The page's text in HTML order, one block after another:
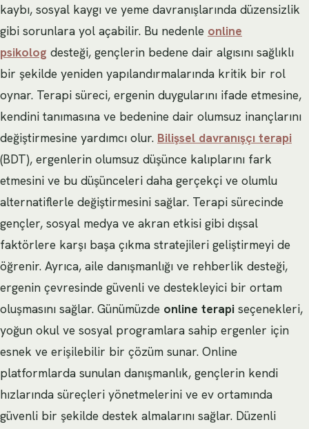
kaybı, sosyal kaygı ve yeme davranışlarında düzensizlik
gibi sorunlara yol açabilir. Bu nedenle online
psikolog desteği, gençlerin bedene dair algısını sağlıklı
bir şekilde yeniden yapılandırmalarında kritik bir rol
oynar. Terapi süreci, ergenin duygularını ifade etmesine,
kendini tanımasına ve bedenine dair olumsuz inançlarını
değiştirmesine yardımcı olur. Bilişsel davranışçı terapi
(BDT), ergenlerin olumsuz düşünce kalıplarını fark
etmesini ve bu düşünceleri daha gerçekçi ve olumlu
alternatiflerle değiştirmesini sağlar. Terapi sürecinde
gençler, sosyal medya ve akran etkisi gibi dışsal
faktörlere karşı başa çıkma stratejileri geliştirmeyi de
öğrenir. Ayrıca, aile danışmanlığı ve rehberlik desteği,
ergenin çevresinde güvenli ve destekleyici bir ortam
oluşmasını sağlar. Günümüzde online terapi seçenekleri,
yoğun okul ve sosyal programlara sahip ergenler için
esnek ve erişilebilir bir çözüm sunar. Online
platformlarda sunulan danışmanlık, gençlerin kendi
hızlarında süreçleri yönetmelerini ve ev ortamında
güvenli bir şekilde destek almalarını sağlar. Düzenli